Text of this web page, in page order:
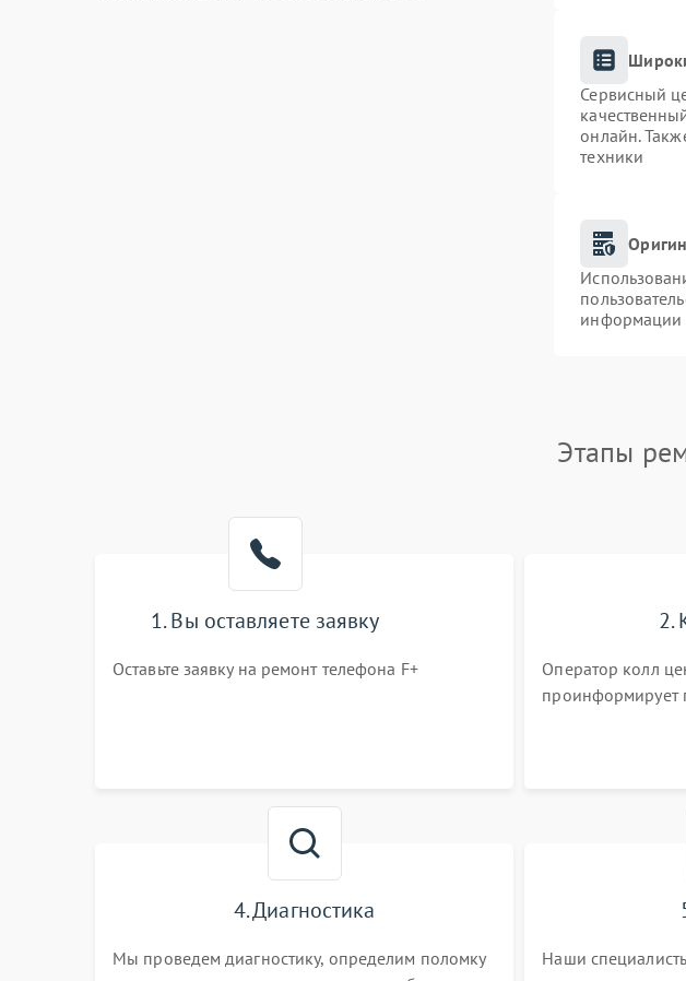
Сервисный
онлайн.
техники
информации
Этапы
1. Вы оставляете заявку
Оставьте заявку на ремонт телефона F+
2.
Оператор колл
проинформирует
телефона а
4. Диагностика
Мы проведем диагностику, определим поломку
Наши